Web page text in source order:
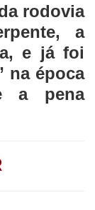
rodovia
a
e já foi
na época
a pena